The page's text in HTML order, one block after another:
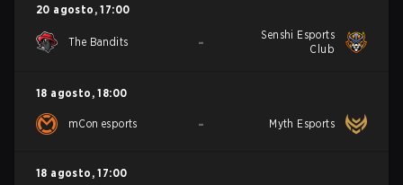
20 agosto , 17:00
The Bandits -
Senshi Esports
Club
18 agosto , 18:00
mCon esports - Myth Esports
18 agosto , 17:00